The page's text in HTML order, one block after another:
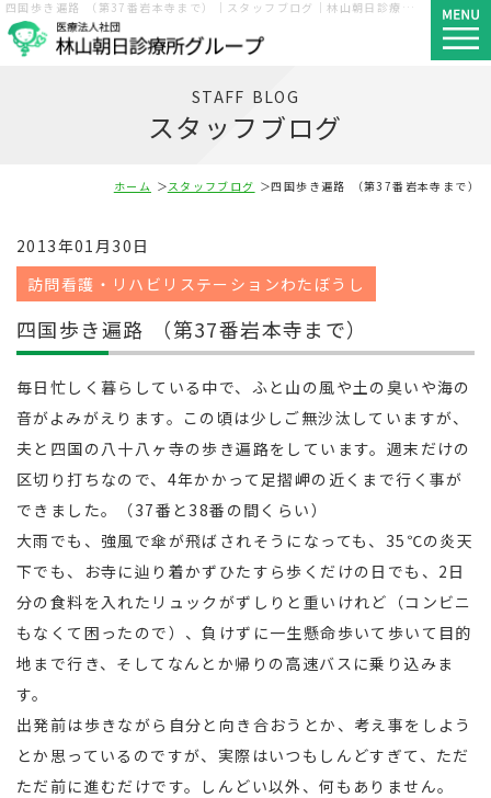
四国歩き遍路 （第37番岩本寺まで）｜スタッフブログ｜林山朝日診療所グループ｜神戸市須磨区・長田区・西区
STAFF BLOG
スタッフブログ
ホーム スタッフブログ 四国歩き遍路 （第37番岩本寺まで）
2013年01月30日
訪問看護・リハビリステーションわたぼうし
四国歩き遍路 （第37番岩本寺まで）
毎日忙しく暮らしている中で、ふと山の風や土の臭いや海の
音がよみがえります。この頃は少しご無沙汰していますが、
夫と四国の八十八ヶ寺の歩き遍路をしています。週末だけの
区切り打ちなので、4年かかって足摺岬の近くまで行く事が
できました。（37番と38番の間くらい）
大雨でも、強風で傘が飛ばされそうになっても、35℃の炎天
下でも、お寺に辿り着かずひたすら歩くだけの日でも、2日
分の食料を入れたリュックがずしりと重いけれど（コンビニ
もなくて困ったので）、負けずに一生懸命歩いて歩いて目的
地まで行き、そしてなんとか帰りの高速バスに乗り込みま
す。
出発前は歩きながら自分と向き合おうとか、考え事をしよう
とか思っているのですが、実際はいつもしんどすぎて、ただ
ただ前に進むだけです。しんどい以外、何もありません。